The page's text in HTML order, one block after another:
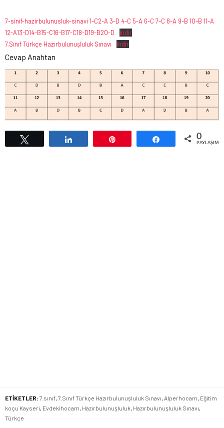
7-sinif-hazirbulunusluk-sinavi 1-C2-A 3-D 4-C 5-A 6-C 7-C 8-A 9-B 10-B 11-A
12-A13-D14-B15-C16-B17-C18-D19-B20-D
İndir
7.Sınıf Türkçe Hazırbulunuşluluk Sınavı
İndir
Cevap Anahtarı
Paylaş 0
ETİKETLER: 7.sınıf 7.Sınıf Türkçe Hazırbulunuşluluk Sınavı Alperhocam Eğitim
koçu Kayseri Evdekihocam Hazırbulunuşluluk Hazırbulunuşluluk Sınavı
Türkçe